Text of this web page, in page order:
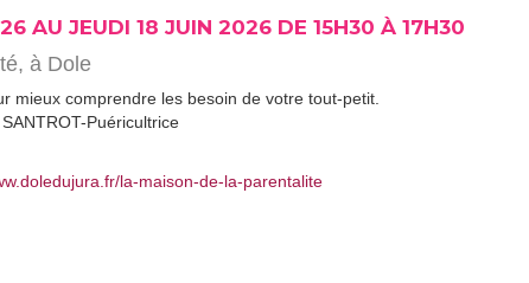
AU JEUDI 18 JUIN 2026 DE 15H30 À 17H30
à Dole
mieux comprendre les besoin de votre tout-petit.
Puéricultrice
la-maison-de-la-parentalite